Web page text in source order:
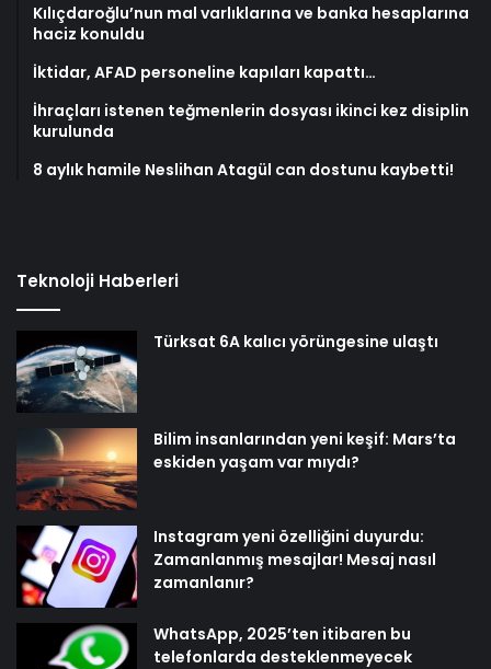
Kılıçdaroğlu’nun mal varlıklarına ve banka hesaplarına
haciz konuldu
İktidar, AFAD personeline kapıları kapattı…
İhraçları istenen teğmenlerin dosyası ikinci kez disiplin
kurulunda
8 aylık hamile Neslihan Atagül can dostunu kaybetti!
Teknoloji Haberleri
Türksat 6A kalıcı yörüngesine ulaştı
Bilim insanlarından yeni keşif: Mars’ta
eskiden yaşam var mıydı?
Instagram yeni özelliğini duyurdu:
Zamanlanmış mesajlar! Mesaj nasıl
zamanlanır?
WhatsApp, 2025’ten itibaren bu
telefonlarda desteklenmeyecek